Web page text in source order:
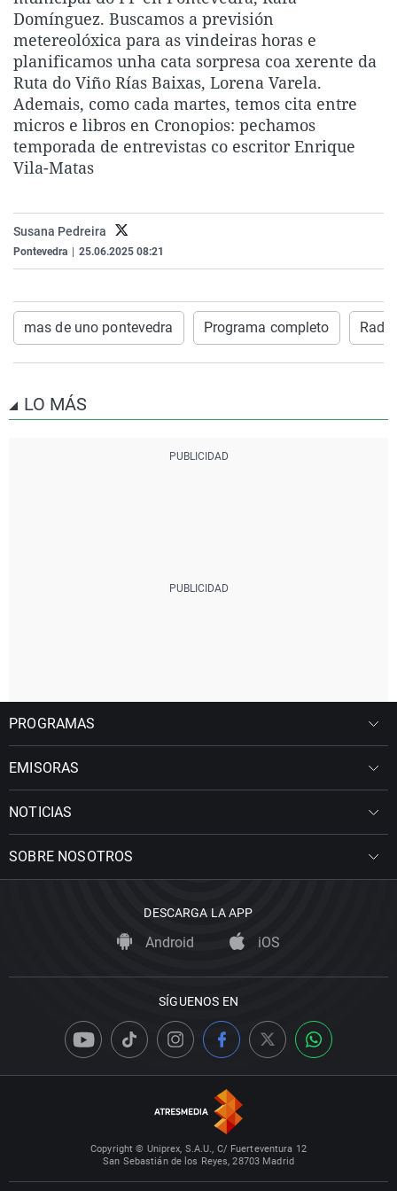
La rosa de los vientos
Gente viajera
Como el perro y el
Caso
Retornados
Equipo de
Operación Viuda
Extremadura
Galicia
La Rioja
Navarra
País Vasco
Virales
Televisión
Elecciones
Domínguez. Buscamos a previsión
metereolóxica para as vindeiras horas e
planificamos unha cata sorpresa coa xerente da
Ruta do Viño Rías Baixas, Lorena Varela.
Ademais, como cada martes, temos cita entre
micros e libros en Cronopios: pechamos
temporada de entrevistas co escritor Enrique
Vila-Matas
Susana Pedreira
Pontevedra 25.06.2025 08:21
mas de uno pontevedra Programa completo
LO MÁS
PROGRAMAS
EMISORAS
NOTICIAS
SOBRE NOSOTROS
DESCARGA LA APP
Android iOS
SÍGUENOS EN
Copyright © Uniprex, S.A.U., C/ Fuerteventura 12
San Sebastián de los Reyes, 28703 Madrid